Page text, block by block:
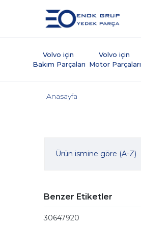
Volvo için
Bakım Parçaları
Volvo için
Motor Parçaları
Anasayfa
Ürün ismine göre (A-Z)
Benzer Etiketler
30647920